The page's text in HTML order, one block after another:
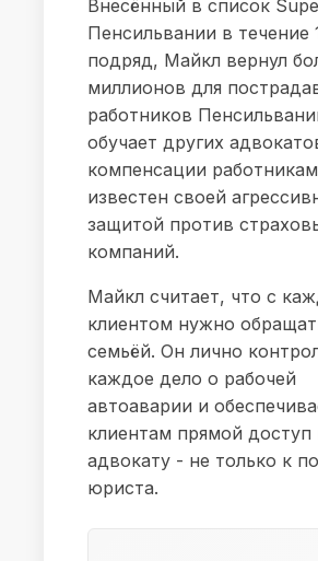
Внесённый в список
Пенсильвании в течение
подряд, Майкл вернул
миллионов для
работников
обучает других
компенсации
известен своей
защитой против
компаний.
Майкл считает, что с
клиентом нужно
семьёй. Он лично
каждое дело о рабочей
автоаварии и
клиентам прямой доступ
адвокату - не только к
юриста.